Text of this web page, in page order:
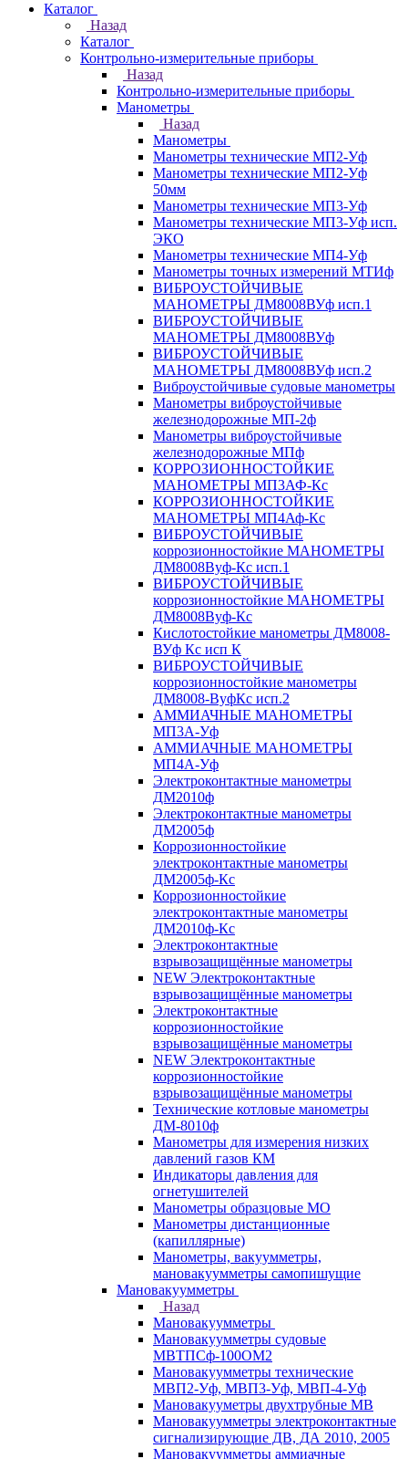
Каталог
Назад
Каталог
Контрольно-измерительные приборы
Назад
Контрольно-измерительные приборы
Манометры
Назад
Манометры
Манометры технические МП2-Уф
Манометры технические МП2-Уф
50мм
Манометры технические МП3-Уф
Манометры технические МП3-Уф исп.
ЭКО
Манометры технические МП4-Уф
Манометры точных измерений МТИф
ВИБРОУСТОЙЧИВЫЕ
МАНОМЕТРЫ ДМ8008ВУф исп.1
ВИБРОУСТОЙЧИВЫЕ
МАНОМЕТРЫ ДМ8008ВУф
ВИБРОУСТОЙЧИВЫЕ
МАНОМЕТРЫ ДМ8008ВУф исп.2
Виброустойчивые судовые манометры
Манометры виброустойчивые
железнодорожные МП-2ф
Манометры виброустойчивые
железнодорожные МПф
КОРРОЗИОННОСТОЙКИЕ
МАНОМЕТРЫ МП3АФ-Кс
КОРРОЗИОННОСТОЙКИЕ
МАНОМЕТРЫ МП4Аф-Кс
ВИБРОУСТОЙЧИВЫЕ
коррозионностойкие МАНОМЕТРЫ
ДМ8008Вуф-Кс исп.1
ВИБРОУСТОЙЧИВЫЕ
коррозионностойкие МАНОМЕТРЫ
ДМ8008Вуф-Кс
Кислотостойкие манометры ДМ8008-
ВУф Кс исп К
ВИБРОУСТОЙЧИВЫЕ
коррозионностойкие манометры
ДМ8008-ВуфКс исп.2
АММИАЧНЫЕ МАНОМЕТРЫ
МП3А-Уф
АММИАЧНЫЕ МАНОМЕТРЫ
МП4А-Уф
Электроконтактные манометры
ДМ2010ф
Электроконтактные манометры
ДМ2005ф
Коррозионностойкие
электроконтактные манометры
ДМ2005ф-Кс
Коррозионностойкие
электроконтактные манометры
ДМ2010ф-Кс
Электроконтактные
взрывозащищённые манометры
NEW Электроконтактные
взрывозащищённые манометры
Электроконтактные
коррозионностойкие
взрывозащищённые манометры
NEW Электроконтактные
коррозионностойкие
взрывозащищённые манометры
Технические котловые манометры
ДМ-8010ф
Манометры для измерения низких
давлений газов КМ
Индикаторы давления для
огнетушителей
Манометры образцовые МО
Манометры дистанционные
(капиллярные)
Манометры, вакуумметры,
мановакуумметры самопишущие
Мановакуумметры
Назад
Мановакуумметры
Мановакуумметры судовые
МВТПСф-100ОМ2
Мановакуумметры технические
МВП2-Уф, МВП3-Уф, МВП-4-Уф
Мановакууметры двухтрубные МВ
Мановакуумметры электроконтактные
сигнализирующие ДВ, ДА 2010, 2005
Мановакуумметры аммиачные